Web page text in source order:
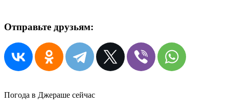
Отправьте друзьям:
Погода в Джераше сейчас